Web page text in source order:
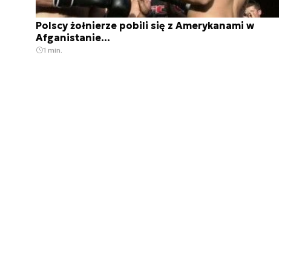
Polscy żołnierze pobili się z Amerykanami w
Afganistanie...
1 min.